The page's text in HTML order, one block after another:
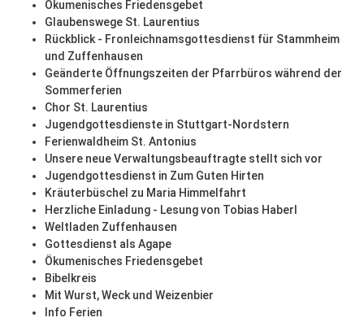
Ökumenisches Friedensgebet
Glaubenswege St. Laurentius
Rückblick - Fronleichnamsgottesdienst für Stammheim
und Zuffenhausen
Geänderte Öffnungszeiten der Pfarrbüros während der
Sommerferien
Chor St. Laurentius
Jugendgottesdienste in Stuttgart-Nordstern
Ferienwaldheim St. Antonius
Unsere neue Verwaltungsbeauftragte stellt sich vor
Jugendgottesdienst in Zum Guten Hirten
Kräuterbüschel zu Maria Himmelfahrt
Herzliche Einladung - Lesung von Tobias Haberl
Weltladen Zuffenhausen
Gottesdienst als Agape
Ökumenisches Friedensgebet
Bibelkreis
Mit Wurst, Weck und Weizenbier
Info Ferien